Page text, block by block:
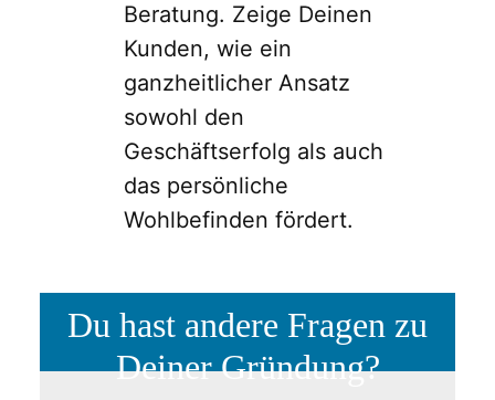
Beratung. Zeige Deinen
Kunden, wie ein
ganzheitlicher Ansatz
sowohl den
Geschäftserfolg als auch
das persönliche
Wohlbefinden fördert.
Du hast andere Fragen zu
Deiner Gründung?